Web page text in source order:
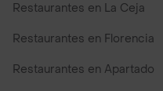
Restaurantes en La Ceja
Restaurantes en Florencia
Restaurantes en Apartado